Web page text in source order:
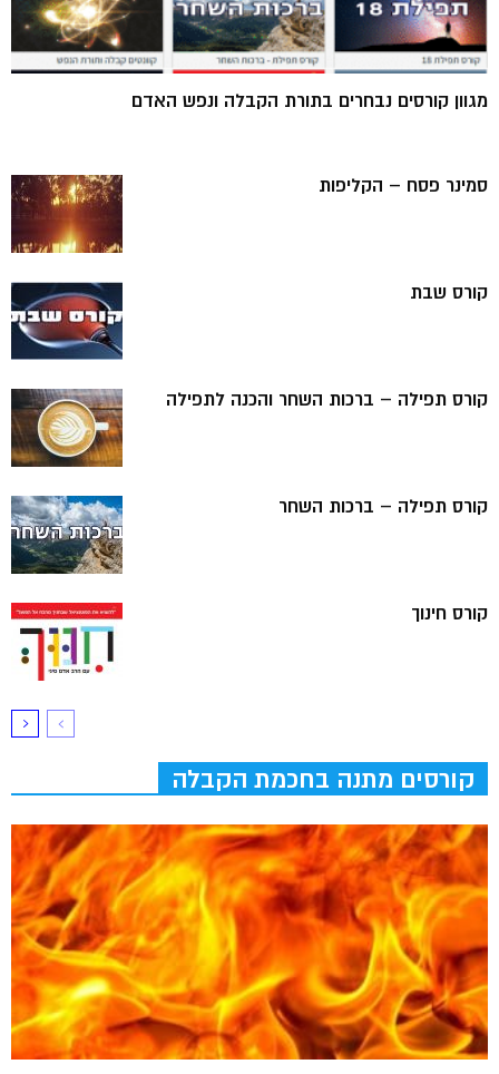
מגוון קורסים נבחרים בתורת הקבלה ונפש האדם
סמינר פסח – הקליפות
קורס שבת
קורס תפילה – ברכות השחר והכנה לתפילה
קורס תפילה – ברכות השחר
קורס חינוך
קורסים מתנה בחכמת הקבלה